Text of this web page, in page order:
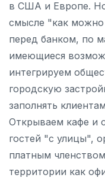
в США и Европе.
смысле "как можно
перед банком, по
имеющиеся
интегрируем
городскую
заполнять
Открываем кафе и
гостей "с улицы",
платным
территории как